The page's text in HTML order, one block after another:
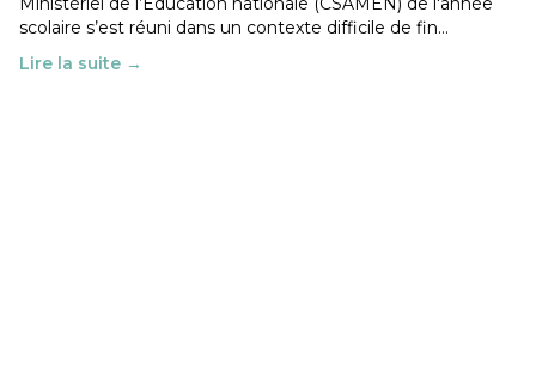
scolaire s’est réuni dans un contexte difficile de fin…
Lire la suite →